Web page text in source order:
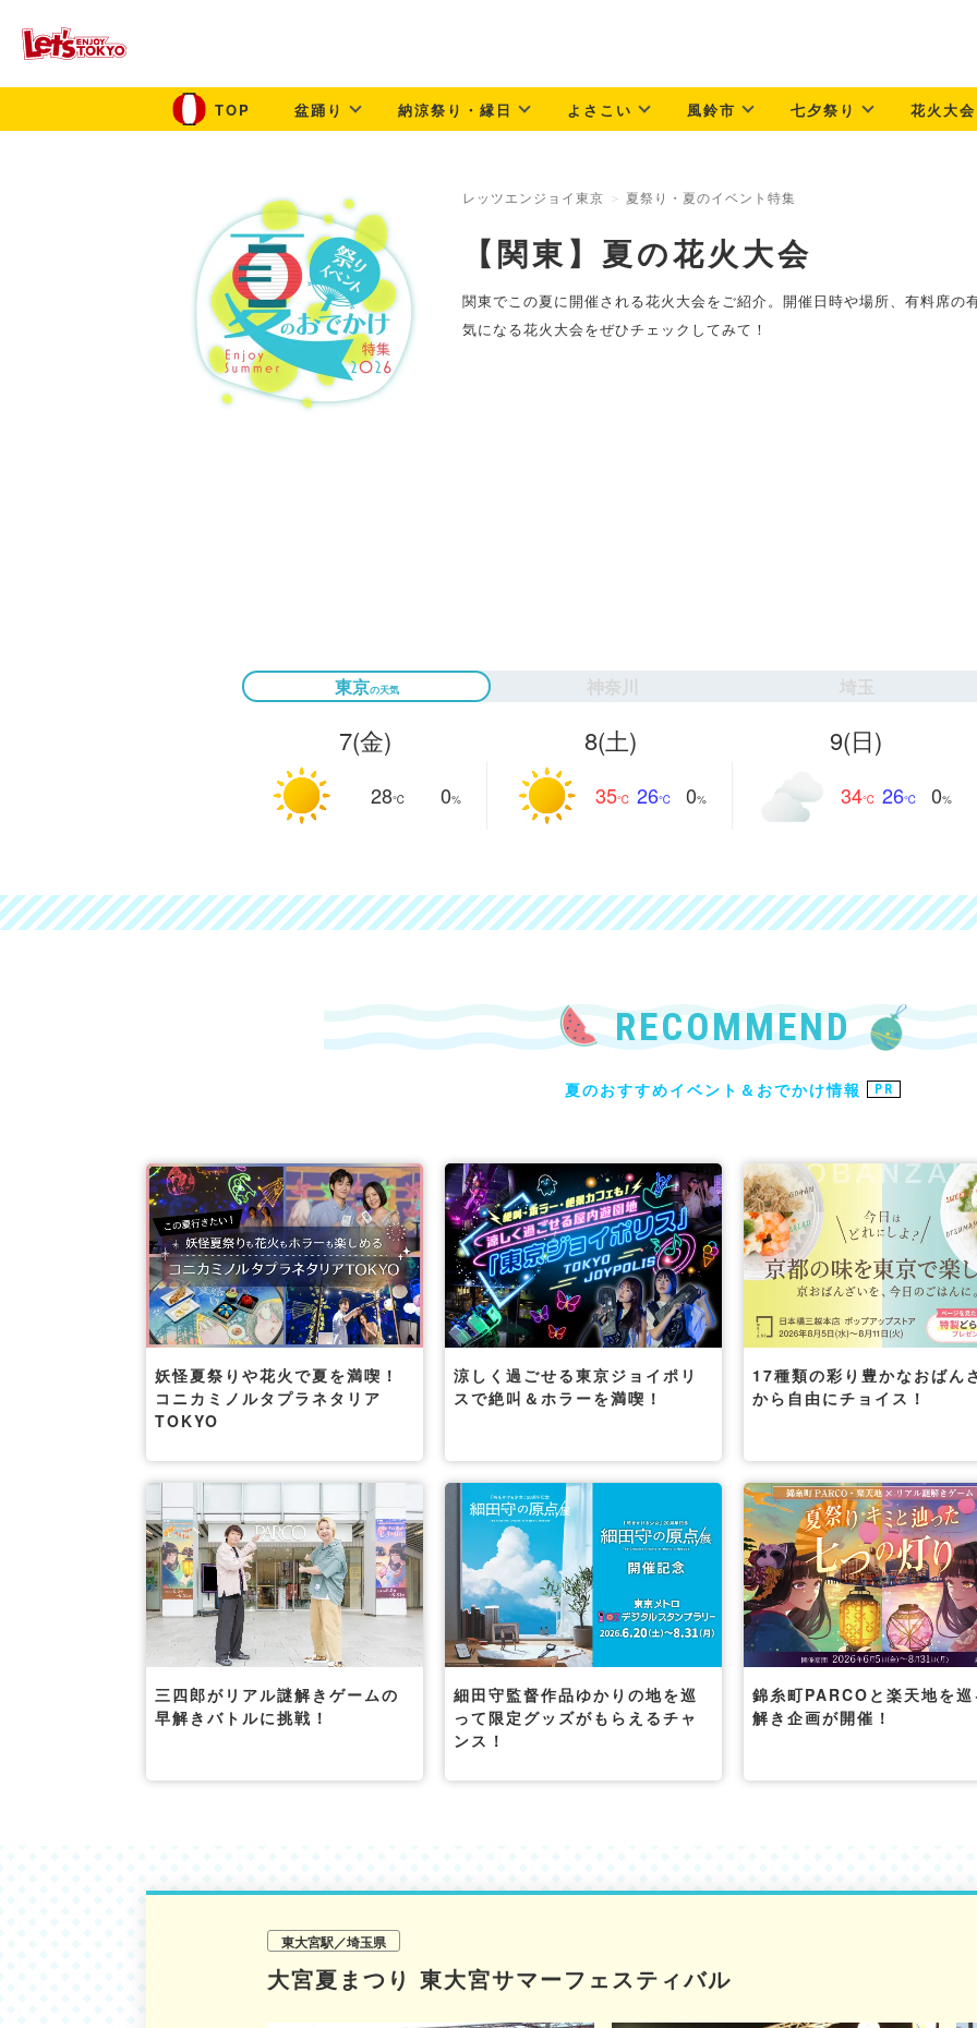
盆踊り 納涼祭り・縁日 よさこい 風鈴市 七夕祭り 花火大会
レッツエンジョイ東京 夏祭り・夏のイベント特集
【関東】夏の花火大会
関東でこの夏に開催される花火大会をご紹介。開催日時や場所、有料席
気になる花火大会をぜひチェックしてみて！
東京 神奈川 埼玉
7(金)
28 0
8(土)
35 26 0
9(日)
34 26 0
RECOMMEND
夏のおすすめイベント＆おでかけ情報 PR
妖怪夏祭りや花火で夏を満喫！
コニカミノルタプラネタリア
TOKYO
涼しく過ごせる東京ジョイポリ
スで絶叫＆ホラーを満喫！
17種類の彩り豊かなおばん
から自由にチョイス！
三四郎がリアル謎解きゲームの
早解きバトルに挑戦！
細田守監督作品ゆかりの地を巡
って限定グッズがもらえるチャ
ンス！
錦糸町PARCOと楽天地を
解き企画が開催！
東大宮駅／埼玉県
大宮夏まつり 東大宮サマーフェスティバル